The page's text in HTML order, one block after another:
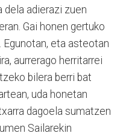
dela adierazi zuen
Gai honen gertuko
eta asteotan
aurrerago herritarrei
bilera berri bat
uda honetan
dagoela sumatzen
Sailarekin